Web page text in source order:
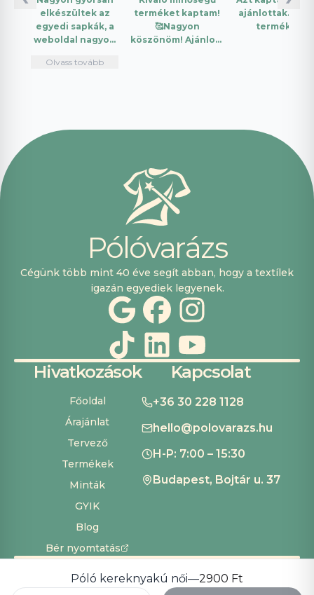
Póló kereknyakú női—2900 Ft
elkészültek az
egyedi sapkák, a
weboldal nagyon
használni.
fogok innen
Olvass tovább
terméket kaptam!
🥰Nagyon
köszönöm! Ajánlom
ajánlottak. Jó a
termék.
Pólóvarázs
Cégünk több mint 40 éve segít abban, hogy a textílek
igazán egyediek legyenek.
Hivatkozások
Főoldal
Árajánlat
Tervező
Termékek
Minták
GYIK
Blog
Bér nyomtatás
Kapcsolat
+36 30 228 1128
hello@polovarazs.hu
H-P: 7:00 – 15:30
Budapest, Bojtár u. 37
Copyright ©2026 Pólóvarázs
Development by
Cardinal Dev Solutions